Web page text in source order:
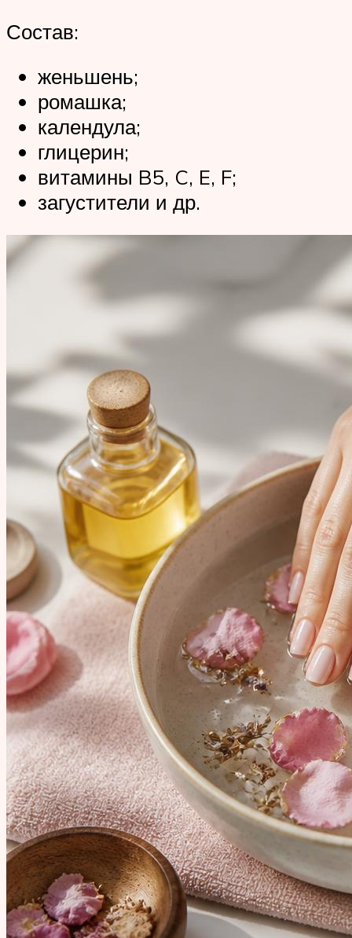
Состав:
женьшень;
ромашка;
календула;
глицерин;
витамины B5, C, E, F;
загустители и др.